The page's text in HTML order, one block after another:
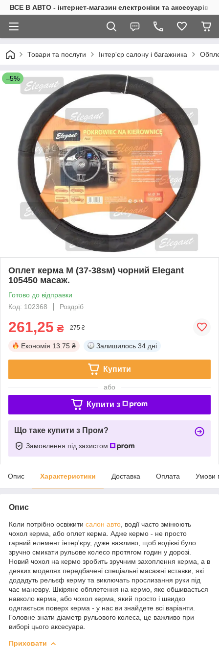
ВСЕ В АВТО - інтернет-магазин електроніки та аксесуарів в
Товари та послуги Інтер'єр салону і багажника
–5%
Оплет керма M (37-38sм) чорний Elegant
105450 масаж.
Готово до відправки
Код: 102368
Роздріб
261,25 ₴ 275 ₴
Економія 13.75 ₴ Залишилось 34 дні
Купити
або
Купити з
Що таке купити з Пром?
Замовлення під захистом
Опис Характеристики Доставка Оплата Умови
Опис
Коли потрібно освіжити салон авто , водії часто змінюють
чохол керма, або оплет керма. Адже кермо - не просто
гарний елемент інтер'єру, дуже важливо, щоб водієві було
зручно смикати рульове колесо протягом годин у дорозі.
Новий чохол на кермо зробить зручним захоплення керма, а в
деяких моделях передбачені спеціальні масажні вставки, які
додадуть рельєф керму та виключать прослизання руки під
час маневру. Шкіряне обплетення на кермо, яке обшивається
навколо керма, або чохол керма, який просто і швидко
одягається поверх керма - у нас ви знайдете всі варіанти.
Головне знати діаметр рульового колеса, це важливо при
виборі цього аксесуара.
Приховати